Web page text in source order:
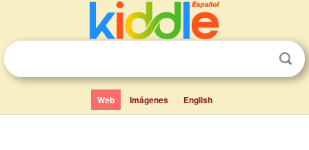
Web Imágenes English